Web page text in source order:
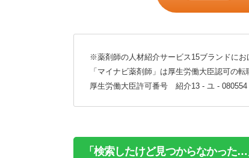
※薬剤師の人材紹介サービス15ブランドにお
「マイナビ薬剤師」は厚生労働大臣認可の
厚生労働大臣許可番号 紹介13 - ユ - 080554
「検索したけど見つからなかった